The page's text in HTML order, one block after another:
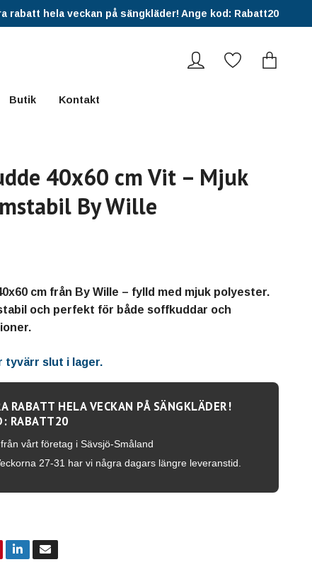
rabatt hela veckan på sängkläder! Ange kod: Rabatt20
Butik Kontakt
40x60 cm Vit – Mjuk
By Wille
cm från By Wille – fylld med mjuk polyester.
och perfekt för både soffkuddar och
tyvärr slut i lager.
RABATT HELA VECKAN PÅ SÄNGKLÄDER!
RABATT20
vårt företag i Sävsjö-Småland
27-31 har vi några dagars längre leveranstid.